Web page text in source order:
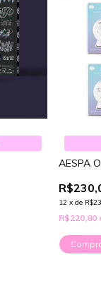
AESPA
12 x de
R$220,80